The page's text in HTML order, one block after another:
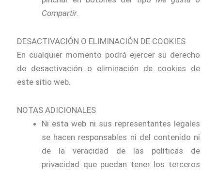
Compartir.
DESACTIVACIÓN O ELIMINACIÓN DE COOKIES
En cualquier momento podrá ejercer su derecho
de desactivación o eliminación de cookies de
este sitio web.
NOTAS ADICIONALES
Ni esta web ni sus representantes legales
se hacen responsables ni del contenido ni
de la veracidad de las políticas de
privacidad que puedan tener los terceros